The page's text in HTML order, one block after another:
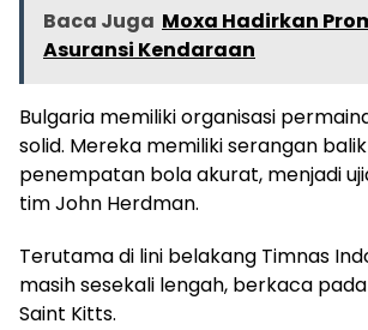
Baca Juga Moxa Hadirkan
Asuransi Kendaraan
Bulgaria memiliki organisasi
solid. Mereka memiliki serangan
penempatan bola akurat, menjadi
tim John Herdman.
Terutama di lini belakang Timnas
masih sesekali lengah, berkaca
Saint Kitts.